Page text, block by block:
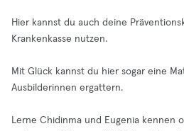
Hier kannst du auch deine
Krankenkasse nutzen.
Mit Glück kannst du hier sogar eine
Ausbilderinnen ergattern.
Lerne Chidinma und Eugenia kennen